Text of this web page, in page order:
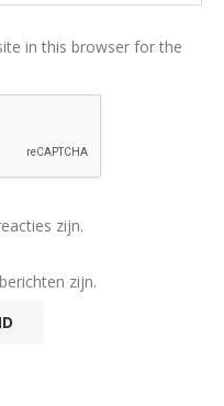
in this browser for the
zijn.
zijn.